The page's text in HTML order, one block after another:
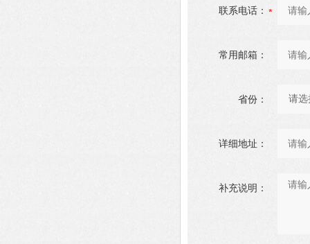
联系电话：
常用邮箱：
省份：
详细地址：
补充说明：